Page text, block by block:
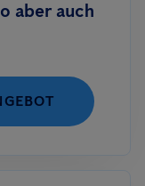
aber auch